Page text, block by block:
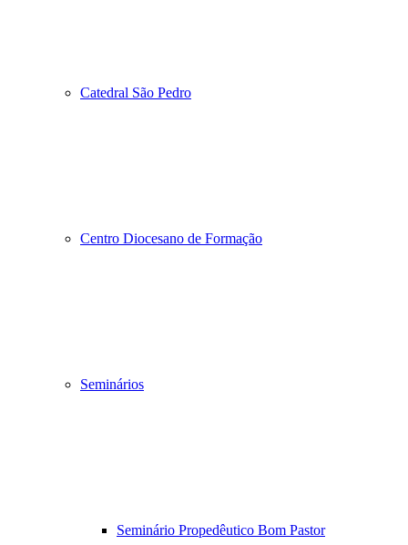
Catedral São Pedro
Centro Diocesano de Formação
Seminários
Seminário Propedêutico Bom Pastor